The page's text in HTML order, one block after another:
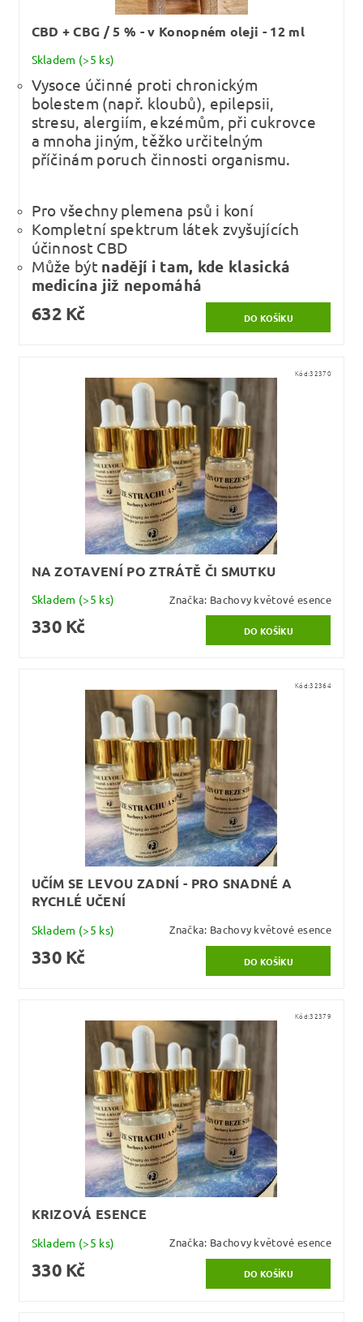
CBD + CBG / 5 % - v Konopném oleji - 12 ml
Skladem (>5 ks)
Vysoce účinné proti chronickým
bolestem (např. kloubů), epilepsii,
stresu, alergiím, ekzémům, při cukrovce
a mnoha jiným, těžko určitelným
příčinám poruch činnosti organismu.
Pro všechny plemena psů i koní
Kompletní spektrum látek zvyšujících
účinnost CBD
Může být nadějí i tam, kde klasická
medicína již nepomáhá
632 Kč
Kód:32370
NA ZOTAVENÍ PO ZTRÁTĚ ČI SMUTKU
Skladem (>5 ks) Značka: Bachovy květové esence
330 Kč
Kód:32364
UČÍM SE LEVOU ZADNÍ - PRO SNADNÉ A
RYCHLÉ UČENÍ
Skladem (>5 ks) Značka: Bachovy květové esence
330 Kč
Kód:32379
KRIZOVÁ ESENCE
Skladem (>5 ks) Značka: Bachovy květové esence
330 Kč